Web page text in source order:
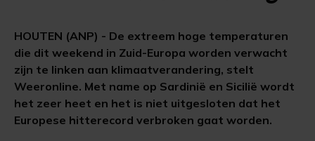
HOUTEN (ANP) - De extreem hoge temperaturen
die dit weekend in Zuid-Europa worden verwacht
zijn te linken aan klimaatverandering, stelt
Weeronline. Met name op Sardinië en Sicilië wordt
het zeer heet en het is niet uitgesloten dat het
Europese hitterecord verbroken gaat worden.